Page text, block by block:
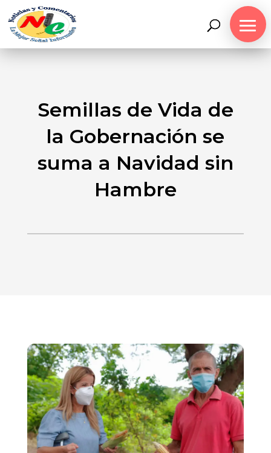
Semillas de Vida de
la Gobernación se
suma a Navidad sin
Hambre